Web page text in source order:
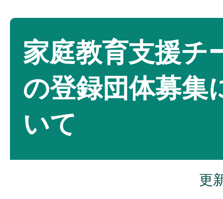
家庭教育支援チ
の登録団体募集
いて
更